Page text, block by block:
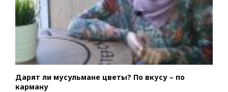
Дарят ли мусульмане цветы? По вкусу – по
карману